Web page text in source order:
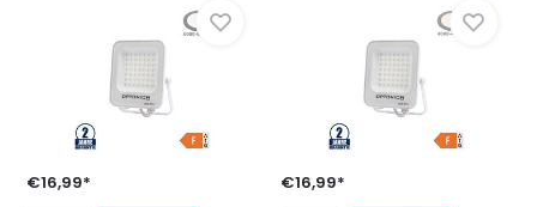
€16,99* €16,99*